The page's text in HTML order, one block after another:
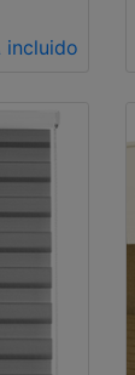
incluido